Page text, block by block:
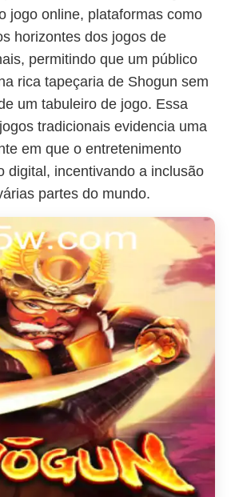
jogo online, plataformas como
horizontes dos jogos de
permitindo que um público
rica tapeçaria de Shogun sem
um tabuleiro de jogo. Essa
tradicionais evidencia uma
em que o entretenimento
digital, incentivando a inclusão
partes do mundo.